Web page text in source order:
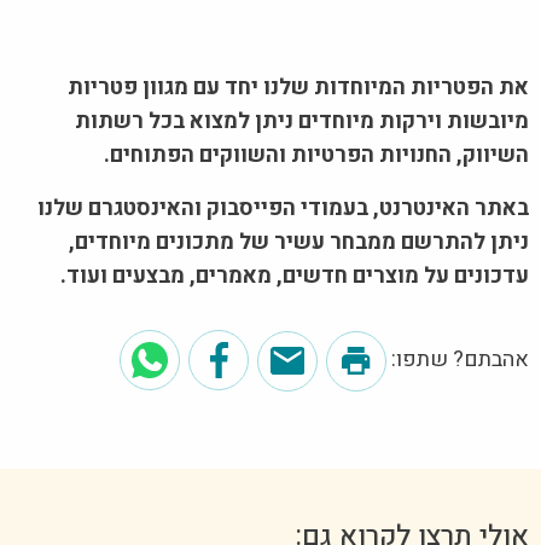
את הפטריות המיוחדות שלנו יחד עם מגוון פטריות
מיובשות וירקות מיוחדים ניתן למצוא בכל רשתות
השיווק, החנויות הפרטיות והשווקים הפתוחים.
באתר האינטרנט, בעמודי הפייסבוק והאינסטגרם שלנו
ניתן להתרשם ממבחר עשיר של מתכונים מיוחדים,
עדכונים על מוצרים חדשים, מאמרים, מבצעים ועוד.
אהבתם? שתפו:
אולי תרצו לקרוא גם: